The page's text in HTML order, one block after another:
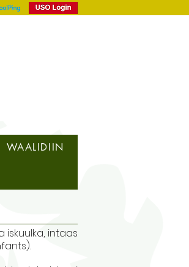
WAALIDIIN
intaas